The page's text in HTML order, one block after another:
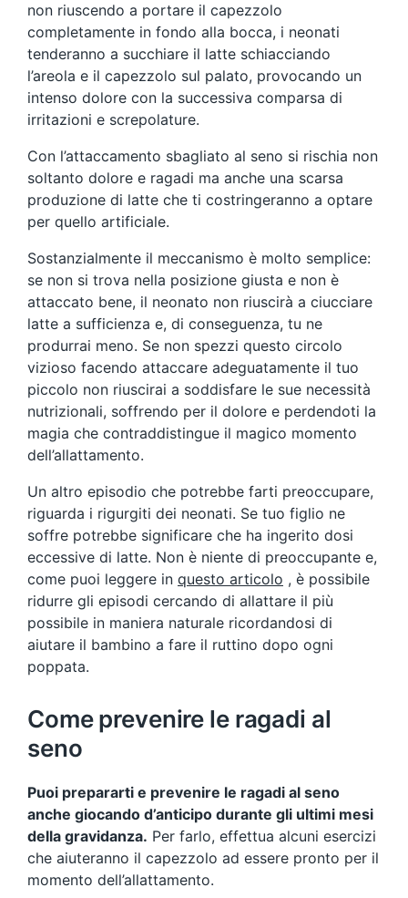
non riuscendo a portare il capezzolo
completamente in fondo alla bocca, i neonati
tenderanno a succhiare il latte schiacciando
l’areola e il capezzolo sul palato, provocando un
intenso dolore con la successiva comparsa di
irritazioni e screpolature.
Con l’attaccamento sbagliato al seno si rischia non
soltanto dolore e ragadi ma anche una scarsa
produzione di latte che ti costringeranno a optare
per quello artificiale.
Sostanzialmente il meccanismo è molto semplice:
se non si trova nella posizione giusta e non è
attaccato bene, il neonato non riuscirà a ciucciare
latte a sufficienza e, di conseguenza, tu ne
produrrai meno. Se non spezzi questo circolo
vizioso facendo attaccare adeguatamente il tuo
piccolo non riuscirai a soddisfare le sue necessità
nutrizionali, soffrendo per il dolore e perdendoti la
magia che contraddistingue il magico momento
dell’allattamento.
Un altro episodio che potrebbe farti preoccupare,
riguarda i rigurgiti dei neonati. Se tuo figlio ne
soffre potrebbe significare che ha ingerito dosi
eccessive di latte. Non è niente di preoccupante e,
come puoi leggere in questo articolo , è possibile
ridurre gli episodi cercando di allattare il più
possibile in maniera naturale ricordandosi di
aiutare il bambino a fare il ruttino dopo ogni
poppata.
Come prevenire le ragadi al
seno
Puoi prepararti e prevenire le ragadi al seno
anche giocando d’anticipo durante gli ultimi mesi
della gravidanza. Per farlo, effettua alcuni esercizi
che aiuteranno il capezzolo ad essere pronto per il
momento dell’allattamento.